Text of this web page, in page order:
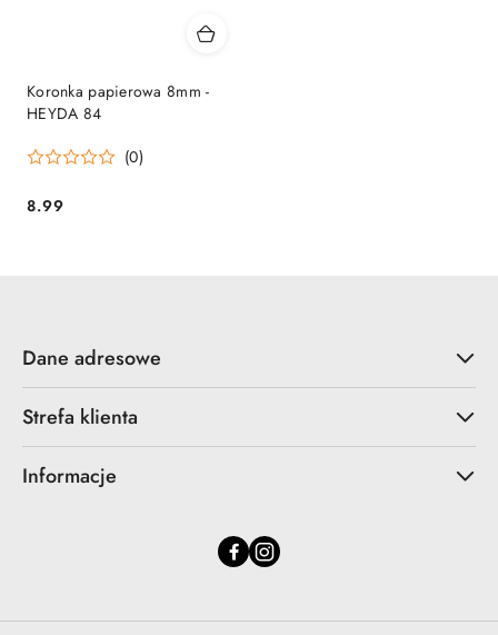
Koronka papierowa 8mm -
HEYDA 84
(0)
Cena:
8.99
Dane adresowe
Strefa klienta
Informacje